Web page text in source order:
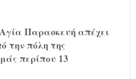
Παρασκευή απέχει
την πόλη της
περίπου 13